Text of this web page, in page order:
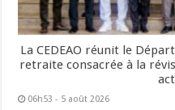
La CEDEAO réunit le
retraite consacrée à la
06h53 - 5 août 2026